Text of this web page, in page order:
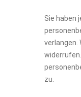
Sie haben
verlangen.
zu.